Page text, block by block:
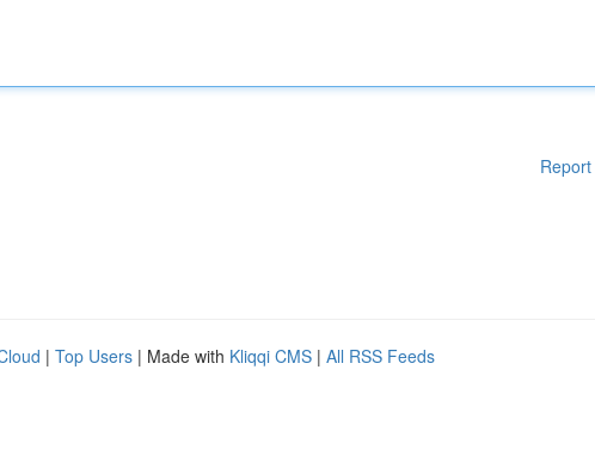
| Top Users | Made with Kliqqi CMS | All RSS Feeds